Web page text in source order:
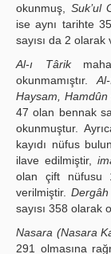
okunmuş, Suk’ul
ise aynı tarihte
sayısı da 2 olarak
Al-ı Târik
okunmamıştır.
Haysam, Hamdûn
47 olan bennak
okunmuştur.
kayıdı nüfus
ilave edilmiştir,
olan çift nüfusu
verilmiştir.Dergâh
sayısı 358 olarak
Nasara (Nasara
291 olmasına